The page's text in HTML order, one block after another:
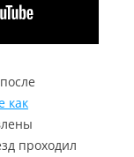
как
проходил